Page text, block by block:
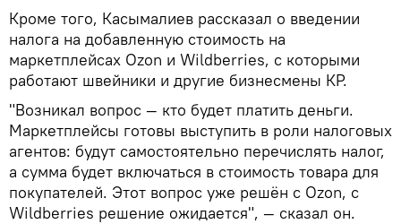
Кроме того, Касымалиев рассказал о введении
налога на добавленную стоимость на
маркетплейсах Ozon и Wildberries, с которыми
работают швейники и другие бизнесмены КР.
"Возникал вопрос — кто будет платить деньги.
Маркетплейсы готовы выступить в роли налоговых
агентов: будут самостоятельно перечислять налог,
а сумма будет включаться в стоимость товара для
покупателей. Этот вопрос уже решён с Ozon, с
Wildberries решение ожидается", — сказал он.